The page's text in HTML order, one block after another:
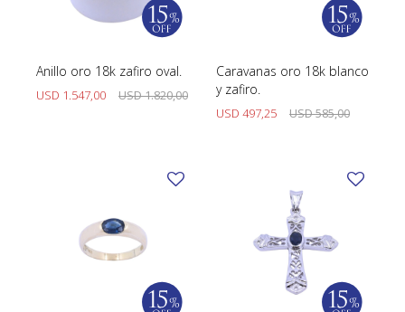
Anillo oro 18k zafiro oval.
USD 1.547,00 USD1.820,00
Caravanas oro 18k blanco
y zafiro.
USD 497,25 USD585,00
Caravanas perlas
Pendientes y medallas
Pulseras